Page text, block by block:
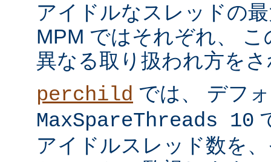
アイドルなスレッドの
MPM ではそれぞれ、
異なる取り扱われ方を
perchild では、 デフ
MaxSpareThreads 10
アイドルスレッド数を